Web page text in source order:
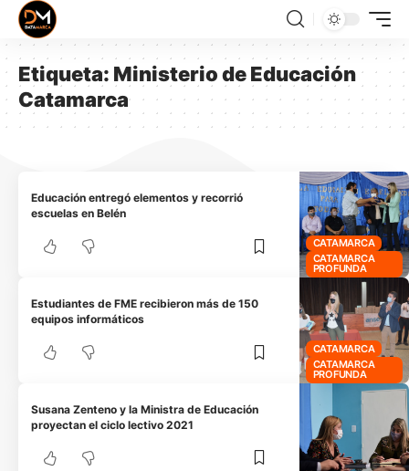
Etiqueta: Ministerio de Educación
Catamarca
CATAMARCA
CATAMARCA
PROFUNDA
Educación entregó elementos y recorrió
escuelas en Belén
CATAMARCA
CATAMARCA
PROFUNDA
Estudiantes de FME recibieron más de 150
equipos informáticos
Susana Zenteno y la Ministra de Educación
proyectan el ciclo lectivo 2021